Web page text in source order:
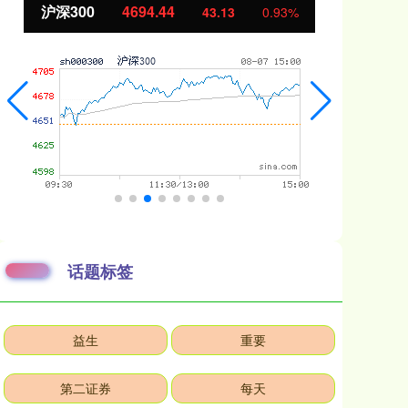
沪深300 4694.44 43.13 0.93%
话题标签
益生 重要
第二证券 每天